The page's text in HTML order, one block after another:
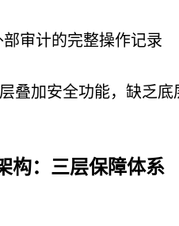
部审计的完整操作记录
叠加安全功能，缺乏
构：三层保障体系